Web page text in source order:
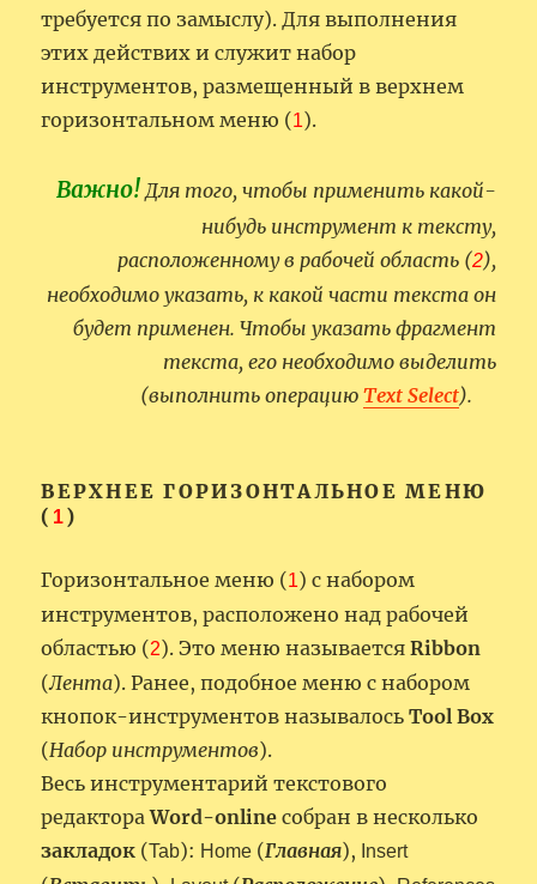
требуется по замыслу). Для выполнения
этих действих и служит набор
инструментов, размещенный в верхнем
горизонтальном меню (1).
Важно! Для того, чтобы применить какой-
нибудь инструмент к тексту,
расположенному в рабочей область (2),
необходимо указать, к какой части текста он
будет применен. Чтобы указать фрагмент
текста, его необходимо выделить
(выполнить операцию Text Select).
ВЕРХНЕЕ ГОРИЗОНТАЛЬНОЕ МЕНЮ
( 1)
Горизонтальное меню (1) с набором
инструментов, расположено над рабочей
областью (2). Это меню называетсяRibbon
(Лента). Ранее, подобное меню с набором
кнопок-инструментов называлосьTool Box
(Набор инструментов).
Весь инструментарий текстового
редактораWord-online собран в несколько
закладок (Tab): Home (Главная), Insert